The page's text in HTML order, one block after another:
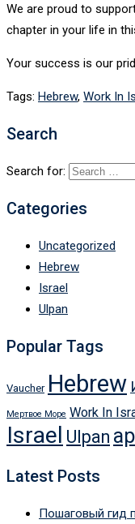
We are proud to
chapter in your life in
Your success is our
Tags: Hebrew, Work In
Search
Search for:
Categories
Uncategorized
Hebrew
Israel
Ulpan
Popular Tags
Vaucher Hebrew
Мертвое Море Work In
Israel Ulpan
Latest Posts
Пошаговый гид